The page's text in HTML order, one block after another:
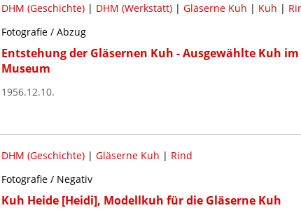
DHM (Geschichte)| DHM (Werkstatt)| Gläserne Kuh | Kuh |
Fotografie / Abzug
Entstehung der Gläsernen Kuh - Ausgewählte Kuh
Museum
1956.12.10.
DHM (Geschichte)| Gläserne Kuh | Rind
Fotografie / Negativ
Kuh Heide [Heidi], Modellkuh für die Gläserne Kuh